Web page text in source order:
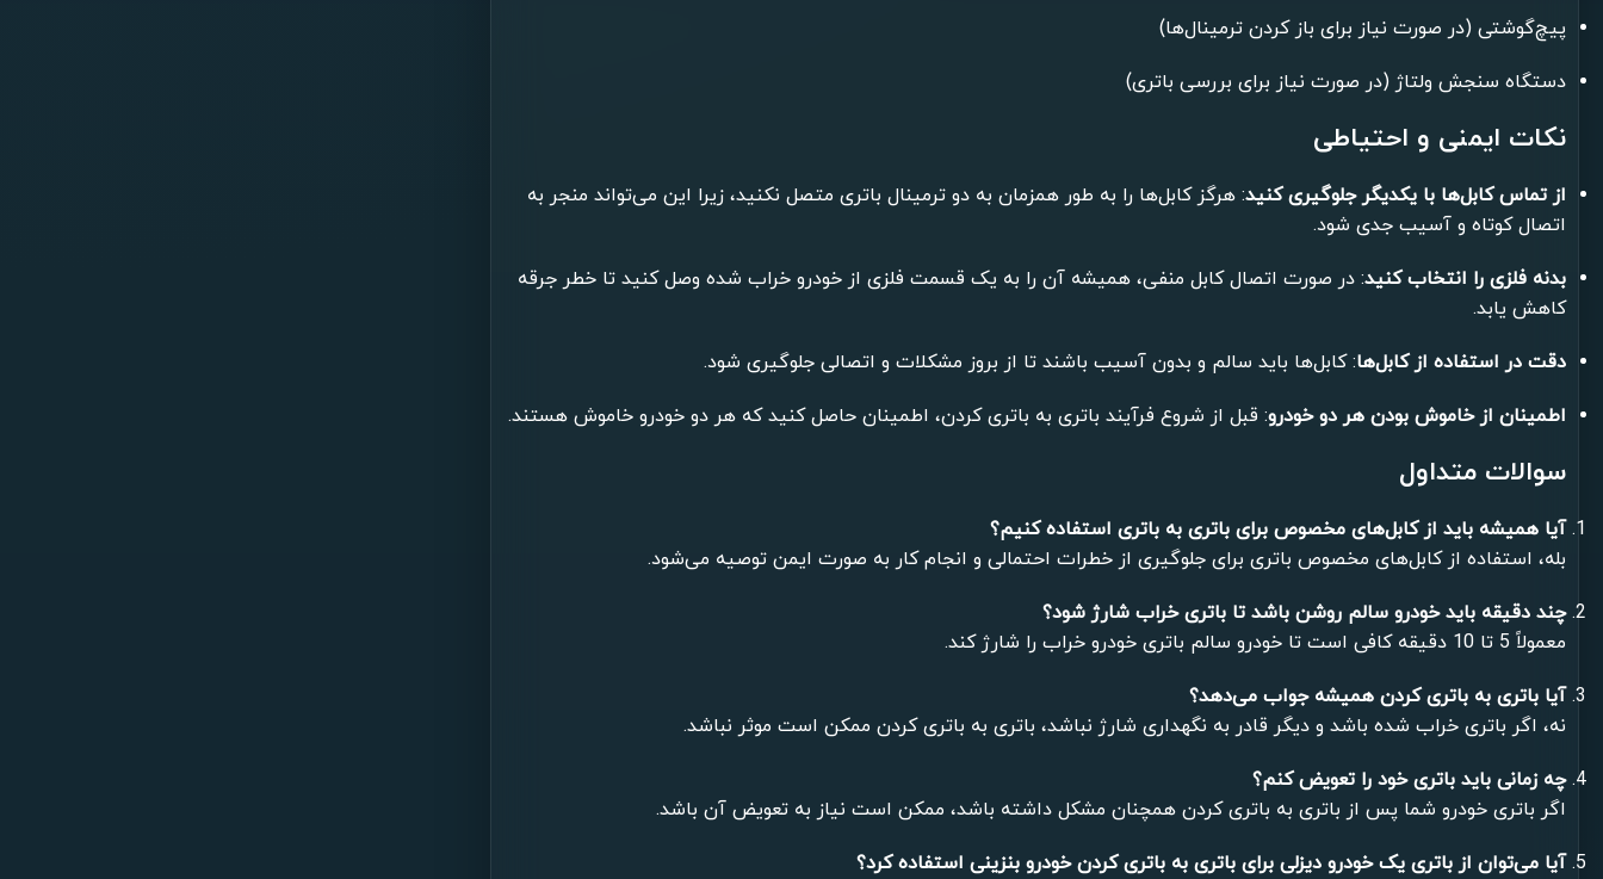
پیچ‌گوشتی (در صورت نیاز برای باز کردن ترمینال‌ها)
دستگاه سنجش ولتاژ (در صورت نیاز برای بررسی باتری)
نکات ایمنی و احتیاطی
از تماس کابل‌ها با یکدیگر جلوگیری کنید: هرگز کابل‌ها را به طور همزمان به دو ترمینال باتری متصل نکنید، زیرا این می‌تواند منجر به
اتصال کوتاه و آسیب جدی شود.
بدنه فلزی را انتخاب کنید: در صورت اتصال کابل منفی، همیشه آن را به یک قسمت فلزی از خودرو خراب شده وصل کنید تا خطر جرقه
کاهش یابد.
دقت در استفاده از کابل‌ها: کابل‌ها باید سالم و بدون آسیب باشند تا از بروز مشکلات و اتصالی جلوگیری شود.
اطمینان از خاموش بودن هر دو خودرو: قبل از شروع فرآیند باتری به باتری کردن، اطمینان حاصل کنید که هر دو خودرو خاموش هستند.
سوالات متداول
آیا همیشه باید از کابل‌های مخصوص برای باتری به باتری استفاده کنیم؟
بله، استفاده از کابل‌های مخصوص باتری برای جلوگیری از خطرات احتمالی و انجام کار به صورت ایمن توصیه می‌شود.
چند دقیقه باید خودرو سالم روشن باشد تا باتری خراب شارژ شود؟
معمولاً 5 تا 10 دقیقه کافی است تا خودرو سالم باتری خودرو خراب را شارژ کند.
آیا باتری به باتری کردن همیشه جواب می‌دهد؟
نه، اگر باتری خراب شده باشد و دیگر قادر به نگهداری شارژ نباشد، باتری به باتری کردن ممکن است موثر نباشد.
چه زمانی باید باتری خود را تعویض کنم؟
اگر باتری خودرو شما پس از باتری به باتری کردن همچنان مشکل داشته باشد، ممکن است نیاز به تعویض آن باشد.
آیا می‌توان از باتری یک خودرو دیزلی برای باتری به باتری کردن خودرو بنزینی استفاده کرد؟